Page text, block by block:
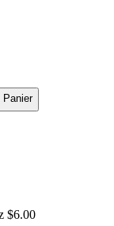
Panier
$6.00